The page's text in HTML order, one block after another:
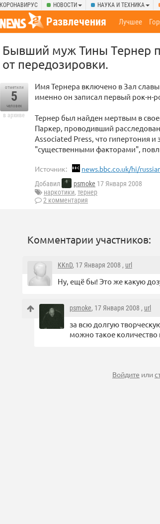
КОРОНАВИРУС НОВОСТИ НАУКА И ТЕХНИКА
Развлечения Лучшее
Бывший муж Тины Тернер
от передозировки.
отметили
5
человек
в архиве
Имя Тернера включено в Зал
именно он записал первый рок-н-
Тернер был найден мертвым в
Паркер, проводивший
Associated Press, что гипертония
"существенными факторами",
Источник: news.bbc.co.uk/hi/
Добавил psmoke 17 Января 2008
наркотики, тернер
2 комментария
Комментарии участников:
KKnD, 17 Января 2008 , url
Ну, ещё бы! Это же какую
psmoke, 17 Января 2008 , url
за всю долгую
можно такое
Войдите или